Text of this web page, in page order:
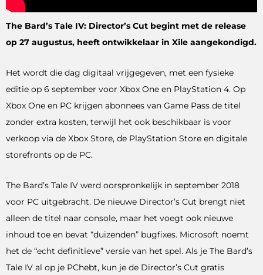
The Bard’s Tale IV: Director’s Cut begint met de release
op 27 augustus, heeft ontwikkelaar in Xile aangekondigd.
Het wordt die dag digitaal vrijgegeven, met een fysieke
editie op 6 september voor Xbox One en PlayStation 4. Op
Xbox One en PC krijgen abonnees van Game Pass de titel
zonder extra kosten, terwijl het ook beschikbaar is voor
verkoop via de Xbox Store, de PlayStation Store en digitale
storefronts op de PC.
The Bard’s Tale IV werd oorspronkelijk in september 2018
voor PC uitgebracht. De nieuwe Director’s Cut brengt niet
alleen de titel naar console, maar het voegt ook nieuwe
inhoud toe en bevat “duizenden” bugfixes. Microsoft noemt
het de “echt definitieve” versie van het spel. Als je The Bard’s
Tale IV al op je PChebt, kun je de Director’s Cut gratis